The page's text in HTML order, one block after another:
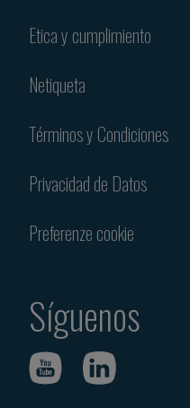
Etica y cumplimiento
Netiqueta
Términos y Condiciones
Privacidad de Datos
Preferenze cookie
Síguenos